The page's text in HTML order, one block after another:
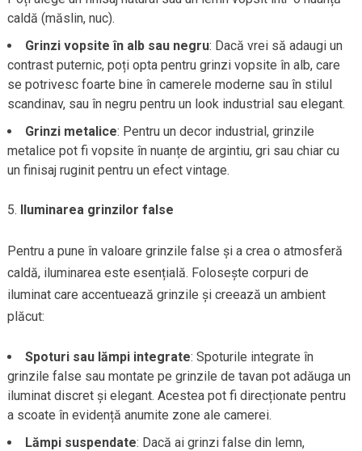
caldă (măslin, nuc).
Grinzi vopsite în alb sau negru: Dacă vrei să adaugi un
contrast puternic, poți opta pentru grinzi vopsite în alb, care
se potrivesc foarte bine în camerele moderne sau în stilul
scandinav, sau în negru pentru un look industrial sau elegant.
Grinzi metalice: Pentru un decor industrial, grinzile
metalice pot fi vopsite în nuanțe de argintiu, gri sau chiar cu
un finisaj ruginit pentru un efect vintage.
Iluminarea grinzilor false
Pentru a pune în valoare grinzile false și a crea o atmosferă
caldă, iluminarea este esențială. Folosește corpuri de
iluminat care accentuează grinzile și creează un ambient
plăcut:
Spoturi sau lămpi integrate: Spoturile integrate în
grinzile false sau montate pe grinzile de tavan pot adăuga un
iluminat discret și elegant. Acestea pot fi direcționate pentru
a scoate în evidență anumite zone ale camerei.
Lămpi suspendate: Dacă ai grinzi false din lemn,